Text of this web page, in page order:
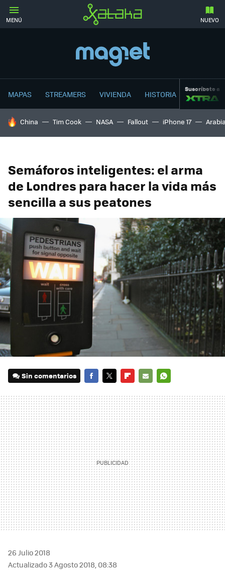
MENÚ NUEVO
MAPAS STREAMERS VIVIENDA HISTORIA Suscríbete a
HOY SE HABLA DE
China Tim Cook NASA Fallout iPhone 17
Semáforos inteligentes: el arma
de Londres para hacer la vida más
sencilla a sus peatones
Sin comentarios
MAIL
26 Julio 2018
Actualizado 3 Agosto 2018, 08:38